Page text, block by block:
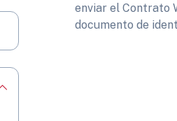
enviar el Contrato
documento de